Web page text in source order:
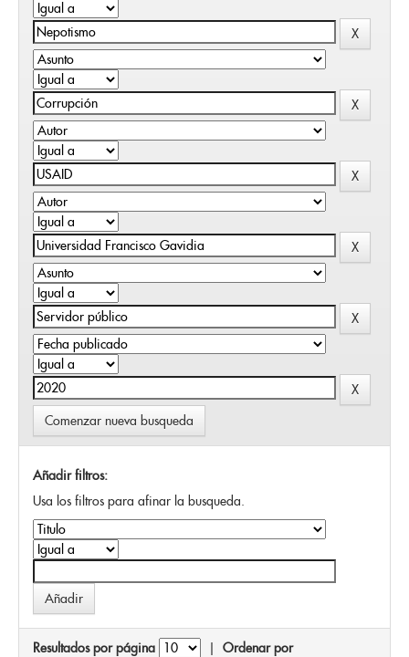
Comenzar nueva busqueda
Añadir filtros:
Usa los filtros para afinar la busqueda.
Resultados por página | Ordenar por